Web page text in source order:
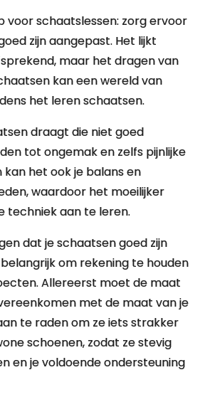
voor schaatslessen: zorg ervoor
zijn aangepast. Het lijkt
maar het dragen van
kan een wereld van
het leren schaatsen.
draagt die niet goed
tot ongemak en zelfs pijnlijke
kan het ook je balans en
waardoor het moeilijker
techniek aan te leren.
dat je schaatsen goed zijn
om rekening te houden
Allereerst moet de maat
met de maat van je
te raden om ze iets strakker
schoenen, zodat ze stevig
en je voldoende ondersteuning